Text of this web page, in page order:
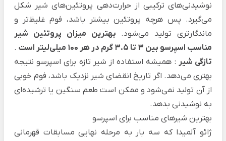
نوشیدنی‌های ترکیبی از حرارت‌دهی پروتئین‌های شیر شکل
می‌گیرد. پس هرچه پروتئین بیشتر باشد، فوم غلیظ‌تر و
ماندگارتری تولید می‌شود. بهترین میزان پروتئین شیر
مناسب اسپرسو بین ۳ تا ۳.۵ گرم در هر ۱۰۰ میلی‌لیتر است
.
تازگی شیر : همیشه استفاده از شیر تازه برای اسپرسو نتیجه
بهتری می‌دهد. اگر تاریخ انقضای شیر نزدیک باشد، فوم خوبی
از آن تولید نمی‌شود و ممکن است طعم سنگین یا ترشیده‌ای
به نوشیدنی بدهد.
بهترین شیرهای مناسب برای اسپرسو
ژائو آلمیدا که سه بار به مرحله نهایی مسابقات قهرمانی